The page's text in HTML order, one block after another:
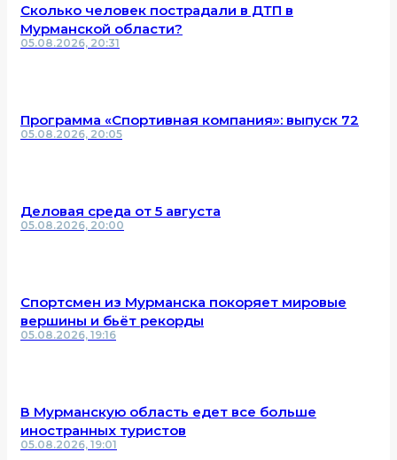
Сколько человек пострадали в ДТП в
Мурманской области?
05.08.2026, 20:31
Программа «Спортивная компания»: выпуск 72
05.08.2026, 20:05
Деловая среда от 5 августа
05.08.2026, 20:00
Спортсмен из Мурманска покоряет мировые
вершины и бьёт рекорды
05.08.2026, 19:16
В Мурманскую область едет все больше
иностранных туристов
05.08.2026, 19:01